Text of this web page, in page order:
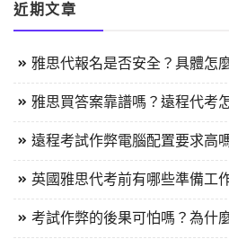
近期文章
雅思代報名是否安全？具體怎
雅思買答案靠譜嗎？遠程代考
遠程考試作弊電腦配置要求高
英國雅思代考前有哪些準備工
考試作弊的後果可怕嗎？為什